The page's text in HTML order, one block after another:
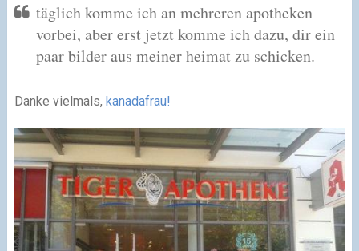
täglich komme ich an mehreren apotheken
vorbei, aber erst jetzt komme ich dazu, dir ein
paar bilder aus meiner heimat zu schicken.
Danke vielmals, kanadafrau!